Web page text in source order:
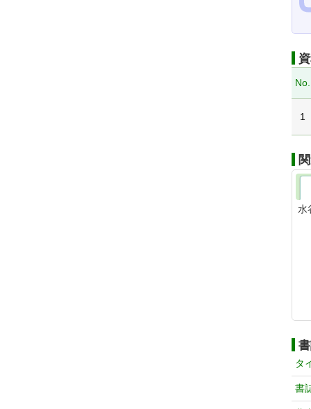
No.
1
水
タ
書